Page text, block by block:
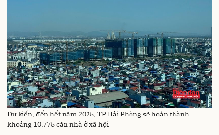
Dự kiến, đến hết năm 2025, TP Hải Phòng sẽ hoàn thành
khoảng 10.775 căn nhà ở xã hội